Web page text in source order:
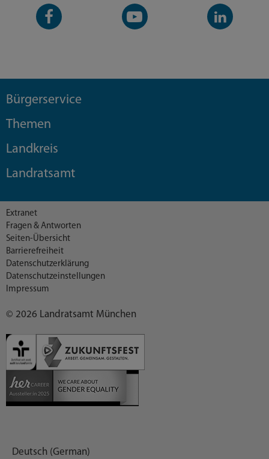
Facebook-
Seite
YouTube-
Kanal
LinkedIn-
Kanal
Bürgerservice
Themen
Landkreis
Landratsamt
© 2026 Landratsamt München
Extranet
Fragen & Antworten
Seiten-Übersicht
Barrierefreiheit
Datenschutzerklärung
Datenschutzeinstellungen
Impressum
Deutsch (German)